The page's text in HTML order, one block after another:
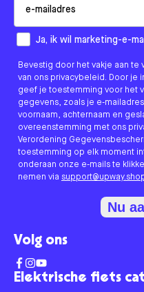
Elektrische fiets
How would you like to
Ja, ik wil marketing-e-
Bevestig door het vakje aan te
van ons privacybeleid. Door je
geef je toestemming voor het
gegevens, zoals je e-
voornaam, achternaam en
overeenstemming met ons
Verordening
toestemming op elk moment
onderaan onze e-mails te
nemen via
Nu
Volg ons